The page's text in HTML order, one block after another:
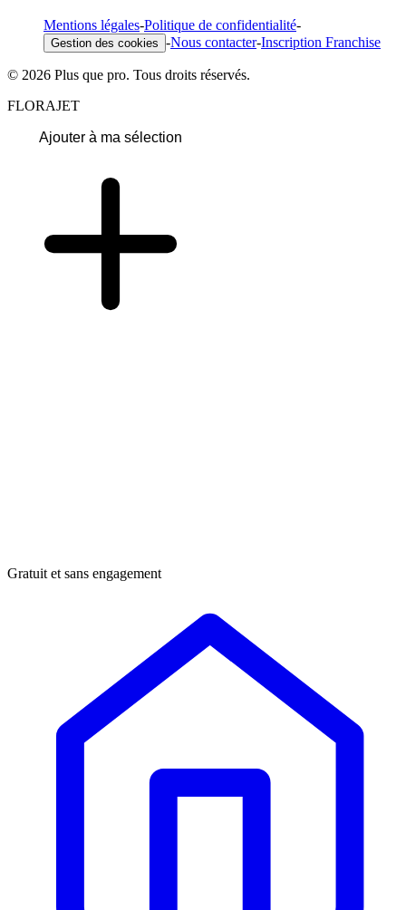
Mentions légales-Politique de confidentialité-
Gestion des cookies -Nous contacter-Inscription Franchise
© 2026 Plus que pro. Tous droits réservés.
FLORAJET
Ajouter à ma sélection
Gratuit et sans engagement